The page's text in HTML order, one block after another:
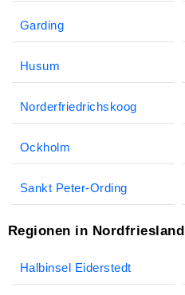
Garding
Husum
Norderfriedrichskoog
Ockholm
Sankt Peter-Ording
Regionen in Nordfriesland
Halbinsel Eiderstedt